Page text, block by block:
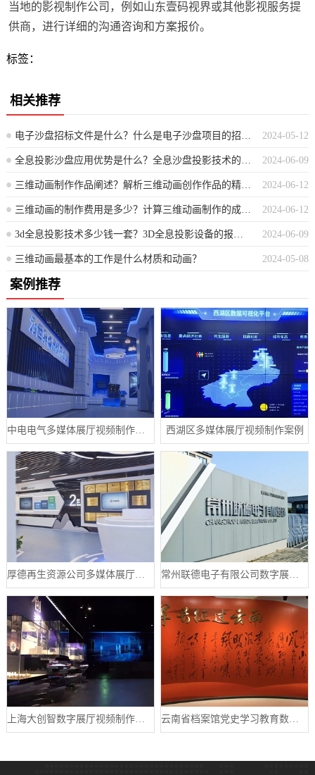
当地的影视制作公司，例如山东壹码视界或其他影视服务提
供商，进行详细的沟通咨询和方案报价。
标签：
相关推荐
2024-05-12
2024-06-09
2024-06-12
三维动画制作作品阐述？解析三维动画创作作品的精细构建
2024-06-12
三维动画的制作费用是多少？计算三维动画制作的成本价
2024-06-09
2024-05-08
三维动画最基本的工作是什么材质和动画？
案例推荐
中电电气多媒体展厅视频制作案例 西湖区多媒体展厅视频制作案例
厚德再生资源公司多媒体展厅设计案例 常州联德电子有限公司数字展厅设计案例
上海大创智数字展厅视频制作案例分享